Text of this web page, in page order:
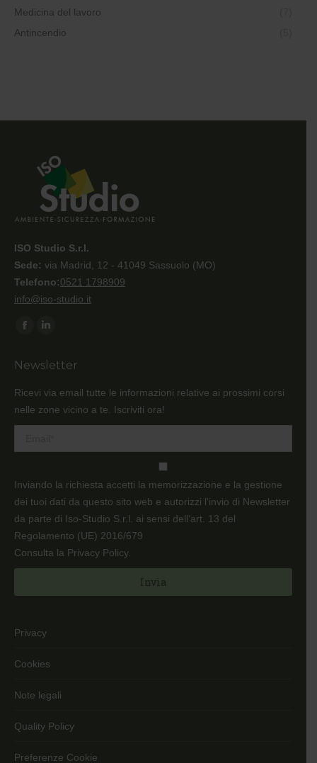
Medicina del lavoro
Antincendio
ISO Studio S.r.l.
Sede: via Madrid, 12 - 41049 Sassuolo (MO)
Telefono:0521 1798909
info@iso-studio.it
Ci puoi trovare su:
Facebook
opens
in
new
window
opens
in
new
window
Newsletter
Ricevi via email tutte le informazioni relative ai prossimi corsi
nelle zone vicino a te. Iscriviti ora!
Inviando la richiesta accetti la memorizzazione e la gestione
dei tuoi dati da questo sito web e autorizzi l'invio di Newsletter
da parte di Iso-Studio S.r.l. ai sensi dell’art. 13 del
Regolamento (UE) 2016/679
Consulta la Privacy Policy.
Privacy
Cookies
Note legali
Quality Policy
Preferenze Cookie